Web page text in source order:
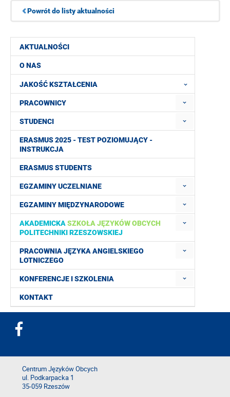
AKTUALNOŚCI
O NAS
JAKOŚĆ KSZTAŁCENIA
PRACOWNICY
STUDENCI
ERASMUS 2025 - TEST POZIOMUJĄCY -
INSTRUKCJA
ERASMUS STUDENTS
EGZAMINY UCZELNIANE
EGZAMINY MIĘDZYNARODOWE
AKADEMICKA SZKOŁA JĘZYKÓW OBCYCH
POLITECHNIKI RZESZOWSKIEJ
PRACOWNIA JĘZYKA ANGIELSKIEGO
LOTNICZEGO
KONFERENCJE I SZKOLENIA
KONTAKT
Powrót do listy aktualności
Centrum Języków Obcych
ul. Podkarpacka 1
35-059 Rzeszów